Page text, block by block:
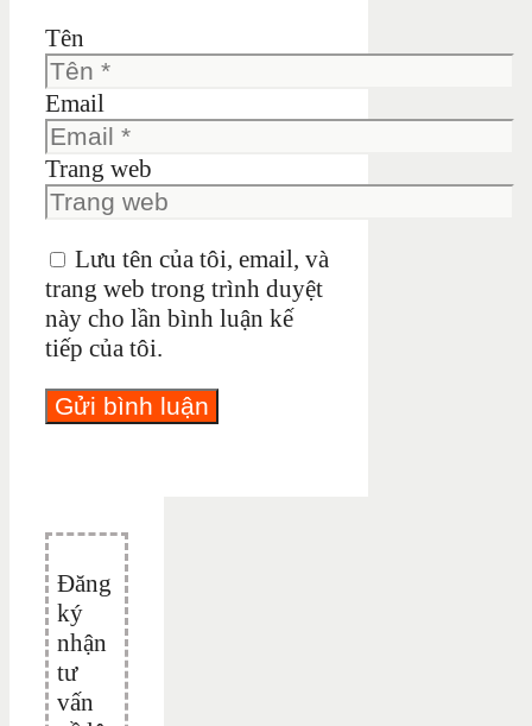
Tên
Email
Trang web
Lưu tên của tôi, email, và
trang web trong trình duyệt
này cho lần bình luận kế
tiếp của tôi.
Đăng
ký
nhận
tư
vấn